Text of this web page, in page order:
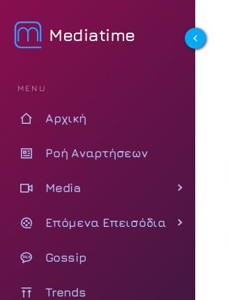
Mediatime
MENU
Αρχική
Ροή Αναρτήσεων
Media
Επόμενα Επεισόδια
Gossip
Trends